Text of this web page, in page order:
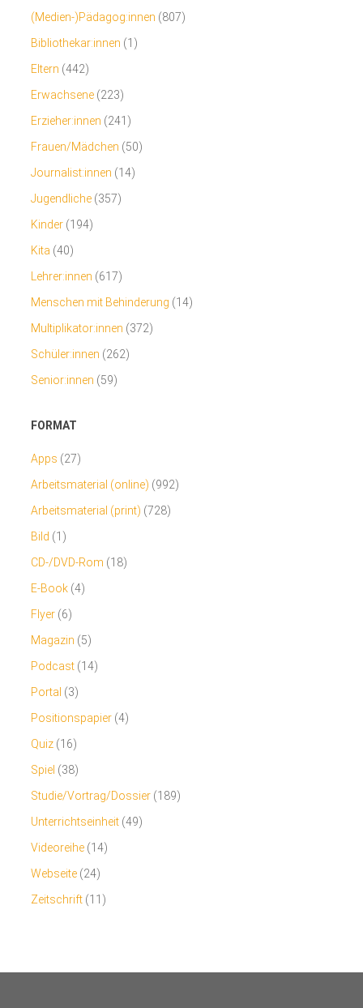
(Medien-)Pädagog:innen (807)
Bibliothekar:innen (1)
Eltern (442)
Erwachsene (223)
Erzieher:innen (241)
Frauen/Mädchen (50)
Journalist:innen (14)
Jugendliche (357)
Kinder (194)
Kita (40)
Lehrer:innen (617)
Menschen mit Behinderung (14)
Multiplikator:innen (372)
Schüler:innen (262)
Senior:innen (59)
FORMAT
Apps (27)
Arbeitsmaterial (online) (992)
Arbeitsmaterial (print) (728)
Bild (1)
CD-/DVD-Rom (18)
E-Book (4)
Flyer (6)
Magazin (5)
Podcast (14)
Portal (3)
Positionspapier (4)
Quiz (16)
Spiel (38)
Studie/Vortrag/Dossier (189)
Unterrichtseinheit (49)
Videoreihe (14)
Webseite (24)
Zeitschrift (11)